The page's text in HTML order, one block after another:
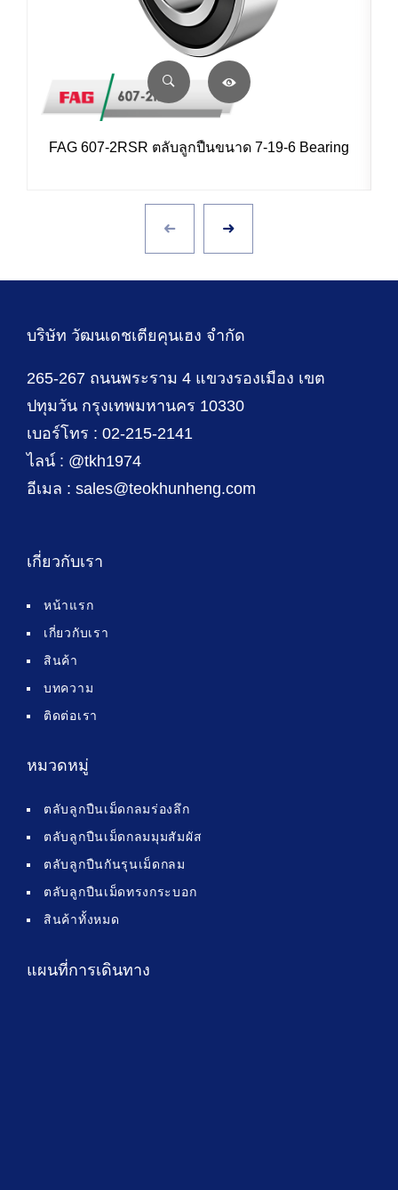
FAG 607-2RSR ตลับลูกปืนขนาด 7-19-6 Bearing
บริษัท วัฒนเดชเตียคุนเฮง จำกัด
265-267 ถนนพระราม 4 แขวงรองเมือง เขต
ปทุมวัน กรุงเทพมหานคร 10330
เบอร์โทร : 02-215-2141
ไลน์ : @tkh1974
อีเมล : sales@teokhunheng.com
เกี่ยวกับเรา
หน้าแรก
เกี่ยวกับเรา
สินค้า
บทความ
ติดต่อเรา
หมวดหมู่
ตลับลูกปืนเม็ดกลมร่องลึก
ตลับลูกปืนเม็ดกลมมุมสัมผัส
ตลับลูกปืนกันรุนเม็ดกลม
ตลับลูกปืนเม็ดทรงกระบอก
สินค้าทั้งหมด
แผนที่การเดินทาง